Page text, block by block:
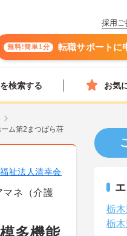
採用ご
無料!簡単1分 転職サポートに
検索する お気
ム第2まつばら荘
祉法人清幸会
マネ（介護
多機能
栃
栃